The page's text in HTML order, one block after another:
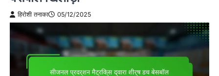
हिरोशी तनाका 05/12/2025